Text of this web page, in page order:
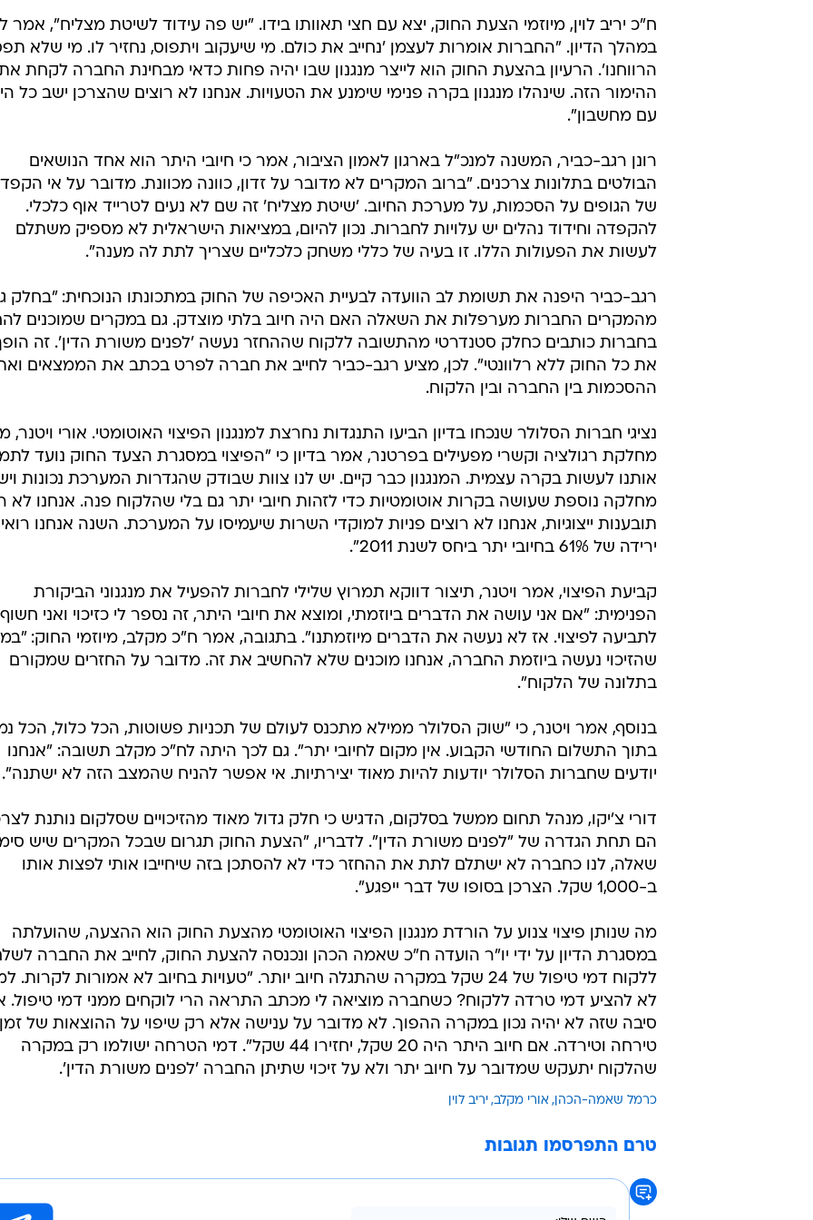
ח"כ יריב לוין, מיוזמי הצעת החוק, יצא עם חצי תאוותו בידו. "יש פה עידוד לשיטת מצליח", אמר
במהלך הדיון. "החברות אומרות לעצמן 'נחייב את כולם. מי שיעקוב ויתפוס, נחזיר לו. מי שלא
הרווחנו'. הרעיון בהצעת החוק הוא לייצר מנגנון שבו יהיה פחות כדאי מבחינת החברה לקחת
ההימור הזה. שינהלו מנגנון בקרה פנימי שימנע את הטעויות. אנחנו לא רוצים שהצרכן ישב כל
עם מחשבון".
רונן רגב-כביר, המשנה למנכ"ל בארגון לאמון הציבור, אמר כי חיובי היתר הוא אחד הנושאים
הבולטים בתלונות צרכנים. "ברוב המקרים לא מדובר על זדון, כוונה מכוונת. מדובר על אי
של הגופים על הסכמות, על מערכת החיוב. 'שיטת מצליח' זה שם לא נעים לטרייד אוף כלכלי.
להקפדה וחידוד נהלים יש עלויות לחברות. נכון להיום, במציאות הישראלית לא מספיק משתלם
לעשות את הפעולות הללו. זו בעיה של כללי משחק כלכליים שצריך לתת לה מענה".
רגב-כביר היפנה את תשומת לב הוועדה לבעיית האכיפה של החוק במתכונתו הנוכחית: "בחלק
מהמקרים החברות מערפלות את השאלה האם היה חיוב בלתי מוצדק. גם במקרים שמוכנים
בחברות כותבים כחלק סטנדרטי מהתשובה ללקוח שההחזר נעשה 'לפנים משורת הדין'. זה
את כל החוק ללא רלוונטי". לכן, מציע רגב-כביר לחייב את חברה לפרט בכתב את הממצאים
ההסכמות בין החברה ובין הלקוח.
נציגי חברות הסלולר שנכחו בדיון הביעו התנגדות נחרצת למנגנון הפיצוי האוטומטי. אורי ויטנר,
מחלקת רגולציה וקשרי מפעילים בפרטנר, אמר בדיון כי "הפיצוי במסגרת הצעד החוק נועד
אותנו לעשות בקרה עצמית. המנגנון כבר קיים. יש לנו צוות שבודק שהגדרות המערכת נכונות
מחלקה נוספת שעושה בקרות אוטומטיות כדי לזהות חיובי יתר גם בלי שהלקוח פנה. אנחנו לא
תובענות ייצוגיות, אנחנו לא רוצים פניות למוקדי השרות שיעמיסו על המערכת. השנה אנחנו
ירידה של 61% בחיובי יתר ביחס לשנת 2011".
קביעת הפיצוי, אמר ויטנר, תיצור דווקא תמרוץ שלילי לחברות להפעיל את מנגנוני הביקורת
הפנימית: "אם אני עושה את הדברים ביוזמתי, ומוצא את חיובי היתר, זה נספר לי כזיכוי ואני חשוף
לתביעה לפיצוי. אז לא נעשה את הדברים מיוזמתנו". בתגובה, אמר ח"כ מקלב, מיוזמי החוק:
שהזיכוי נעשה ביוזמת החברה, אנחנו מוכנים שלא להחשיב את זה. מדובר על החזרים שמקורם
בתלונה של הלקוח".
בנוסף, אמר ויטנר, כי "שוק הסלולר ממילא מתכנס לעולם של תכניות פשוטות, הכל כלול, הכל
בתוך התשלום החודשי הקבוע. אין מקום לחיובי יתר". גם לכך היתה לח"כ מקלב תשובה: "אנחנו
יודעים שחברות הסלולר יודעות להיות מאוד יצירתיות. אי אפשר להניח שהמצב הזה לא ישתנה".
דורי צ'יקו, מנהל תחום ממשל בסלקום, הדגיש כי חלק גדול מאוד מהזיכויים שסלקום נותנת
הם תחת הגדרה של "לפנים משורת הדין". לדבריו, "הצעת החוק תגרום שבכל המקרים שיש
שאלה, לנו כחברה לא ישתלם לתת את ההחזר כדי לא להסתכן בזה שיחייבו אותי לפצות אותו
ב-1,000 שקל. הצרכן בסופו של דבר ייפגע".
מה שנותן פיצוי צנוע על הורדת מנגנון הפיצוי האוטומטי מהצעת החוק הוא ההצעה, שהועלתה
במסגרת הדיון על ידי יו"ר הועדה ח"כ שאמה הכהן ונכנסה להצעת החוק, לחייב את החברה
ללקוח דמי טיפול של 24 שקל במקרה שהתגלה חיוב יותר. "טעויות בחיוב לא אמורות לקרות.
לא להציע דמי טרדה ללקוח? כשחברה מוציאה לי מכתב התראה הרי לוקחים ממני דמי טיפול.
סיבה שזה לא יהיה נכון במקרה ההפוך. לא מדובר על ענישה אלא רק שיפוי על ההוצאות של
טירחה וטירדה. אם חיוב היתר היה 20 שקל, יחזירו 44 שקל". דמי הטרחה ישולמו רק במקרה
שהלקוח יתעקש שמדובר על חיוב יתר ולא על זיכוי שתיתן החברה 'לפנים משורת הדין'.
כרמל שאמה-הכהן אורי מקלב יריב לוין
טרם התפרסמו תגובות